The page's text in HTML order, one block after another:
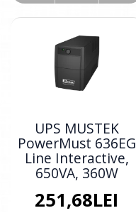
UPS MUSTEK
PowerMust 636EG
Line Interactive,
650VA, 360W
251,68LEI